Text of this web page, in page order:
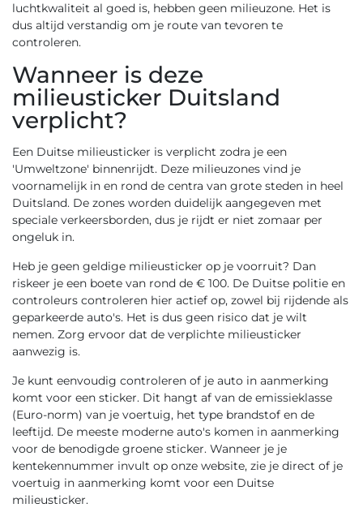
luchtkwaliteit al goed is, hebben geen milieuzone. Het is
dus altijd verstandig om je route van tevoren te
controleren.
Wanneer is deze
milieusticker Duitsland
verplicht?
Een Duitse milieusticker is verplicht zodra je een
'Umweltzone' binnenrijdt. Deze milieuzones vind je
voornamelijk in en rond de centra van grote steden in heel
Duitsland. De zones worden duidelijk aangegeven met
speciale verkeersborden, dus je rijdt er niet zomaar per
ongeluk in.
Heb je geen geldige milieusticker op je voorruit? Dan
riskeer je een boete van rond de € 100. De Duitse politie en
controleurs controleren hier actief op, zowel bij rijdende als
geparkeerde auto's. Het is dus geen risico dat je wilt
nemen. Zorg ervoor dat de verplichte milieusticker
aanwezig is.
Je kunt eenvoudig controleren of je auto in aanmerking
komt voor een sticker. Dit hangt af van de emissieklasse
(Euro-norm) van je voertuig, het type brandstof en de
leeftijd. De meeste moderne auto's komen in aanmerking
voor de benodigde groene sticker. Wanneer je je
kentekennummer invult op onze website, zie je direct of je
voertuig in aanmerking komt voor een Duitse
milieusticker.